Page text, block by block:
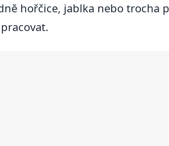
hořčice, jablka nebo trocha